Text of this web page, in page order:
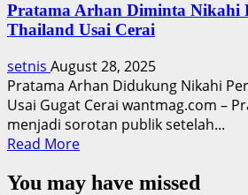
untuk
Pinkan
Mambo
Pratama Arhan Diminta Nikahi
Thailand Usai Cerai
setnis August 28, 2025
Pratama Arhan Didukung Nikahi
Usai Gugat Cerai wantmag.com –
menjadi sorotan publik setelah...
Read MoreRead
about
You may have missed